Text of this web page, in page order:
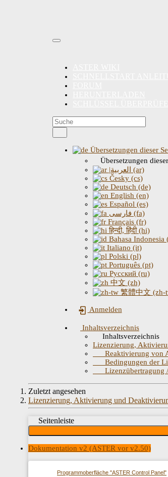
Übersetzungen dieser
Übersetzungen
|العربية (ar)
Česky (cs)
Deutsch (de)
English (en)
Español (es)
فارسی (fa)
Français (fr)
हिन्दी, हिंदी (hi)
Bahasa Indonesia
Italiano (it)
Polski (pl)
Português (pt)
Русский (ru)
中文 (zh)
繁體中文 (zh-
Anmelden
Inhaltsverzeichnis
Inhaltsverzeichnis
Lizenzierung,
Reaktivierung von
Bedingungen der
Lizenzübertragung /
Zuletzt angesehen
Lizenzierung, Aktivierung und
Seitenleiste
Dokumentation v2 (ASTER vor v2.50)
Programmoberfläche "ASTER Control Panel"